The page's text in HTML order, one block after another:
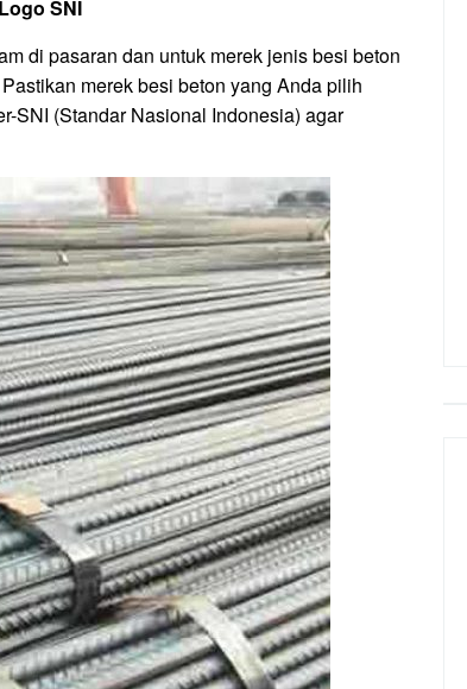
SNI
di pasaran dan untuk merek jenis besi beton
merek besi beton yang Anda pilih
SNI (Standar Nasional Indonesia) agar